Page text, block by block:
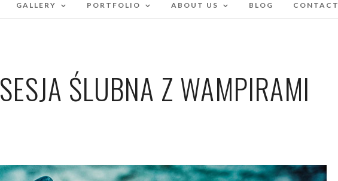
GALLERY PORTFOLIO ABOUT US BLOG CONTACT
SESJA ŚLUBNA Z WAMPIRAMI